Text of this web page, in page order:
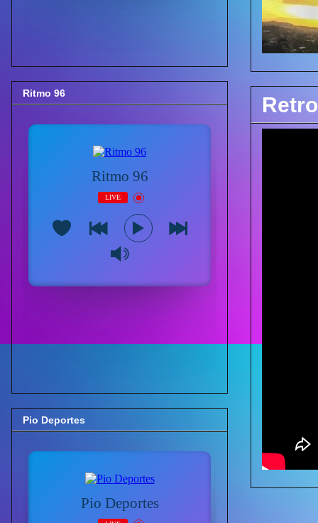
Ritmo 96
Pio Deportes